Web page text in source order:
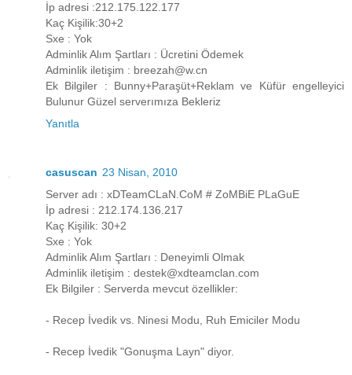
İp adresi :212.175.122.177
Kaç Kişilik:30+2
Sxe : Yok
Adminlik Alım Şartları : Ücretini Ödemek
Adminlik iletişim : breezah@w.cn
Ek Bilgiler : Bunny+Paraşüt+Reklam ve Küfür engelleyici
Bulunur Güzel serverımıza Bekleriz
Yanıtla
casuscan 23 Nisan, 2010
Server adı : xDTeamCLaN.CoM # ZoMBiE PLaGuE
İp adresi : 212.174.136.217
Kaç Kişilik: 30+2
Sxe : Yok
Adminlik Alım Şartları : Deneyimli Olmak
Adminlik iletişim : destek@xdteamclan.com
Ek Bilgiler : Serverda mevcut özellikler:
- Recep İvedik vs. Ninesi Modu, Ruh Emiciler Modu
- Recep İvedik "Gonuşma Layn" diyor.